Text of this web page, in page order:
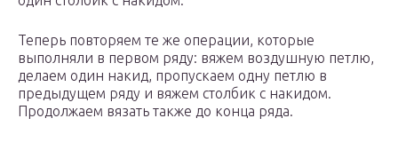
Теперь повторяем те же операции, которые
выполняли в первом ряду: вяжем воздушную петлю,
делаем один накид, пропускаем одну петлю в
предыдущем ряду и вяжем столбик с накидом.
Продолжаем вязать также до конца ряда.